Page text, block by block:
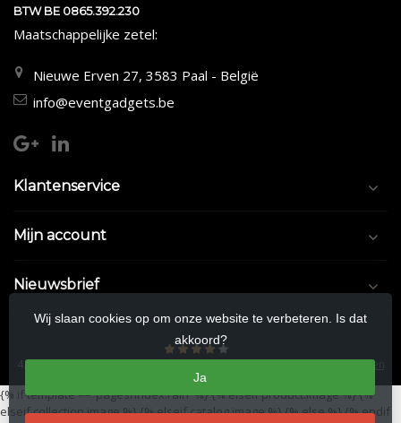
BTW BE 0865.392.230
Maatschappelijke zetel:
Nieuwe Erven 27, 3583 Paal - België
info@eventgadgets.be
Klantenservice
Mijn account
Nieuwsbrief
4.5/5sterren op basis van9/10beoordelingen.Lees 9/10 beoordelingen
{% if template == 'pages/index.rain' %}{% elseif product.image %}{%
elseif collection.image %}{% elseif catalog.image %}{% else %}{% endif
Wij slaan cookies op om onze website te verbeteren. Is dat
akkoord?
Ja